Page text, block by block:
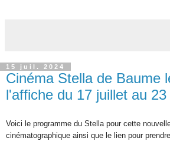
15 juil. 2024
Cinéma Stella de Baume
l'affiche du 17 juillet au 23
Voici le programme du Stella pour cette
cinématographique ainsi que l e lien pour